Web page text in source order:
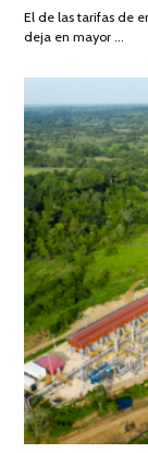
El de las tarifas de
deja en mayor …